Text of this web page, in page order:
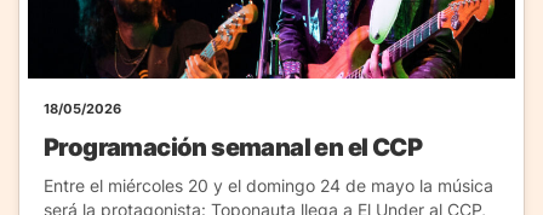
18/05/2026
Programación semanal en el CCP
Entre el miércoles 20 y el domingo 24 de mayo la música
será la protagonista: Toponauta llega a El Under al CCP,